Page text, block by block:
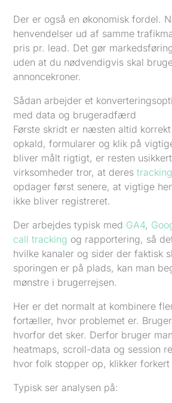
Der er også en økonomisk fordel.
henvendelser ud af samme
pris pr. lead. Det gør
uden at du nødvendigvis skal
annoncekroner.
Sådan arbejder et
med data og brugeradfærd
Første skridt er næsten altid
opkald, formularer og klik på
bliver målt rigtigt, er resten
virksomheder tror, at derestracking
opdager først senere, at vigtige
ikke bliver registreret.
Der arbejdes typisk med GA4,
call tracking og rapportering, så
hvilke kanaler og sider der faktisk
sporingen er på plads, kan man
mønstre i brugerrejsen.
Her er det normalt at kombinere
fortæller, hvor problemet er.
hvorfor det sker. Derfor bruger
heatmaps, scroll-data og session
hvor folk stopper op, klikker
Typisk ser analysen på: